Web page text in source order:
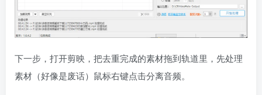
下一步，打开剪映，把去重完成的素材拖到轨道里，先处理
素材（好像是废话）鼠标右键点击分离音频。